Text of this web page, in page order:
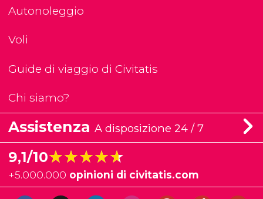
Autonoleggio
Voli
Guide di viaggio di Civitatis
Chi siamo?
Assistenza A disposizione 24 / 7
9,1/10★★★★★
★★★★★
+5.000.000 opinioni di civitatis.com